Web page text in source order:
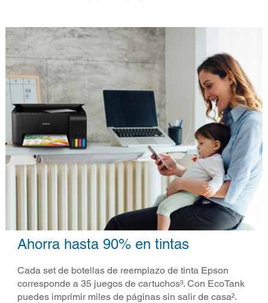
Ahorra hasta 90% en tintas
Cada set de botellas de reemplazo de tinta Epson
corresponde a 35 juegos de cartuchos³. Con EcoTank
puedes imprimir miles de páginas sin salir de casa².